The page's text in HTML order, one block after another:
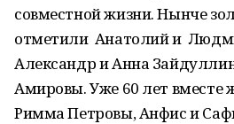
совместной жизни. Нынче
отметили Анатолий и
Александр и Анна
Амировы. Уже 60 лет вместе
Римма Петровы, Анфис и